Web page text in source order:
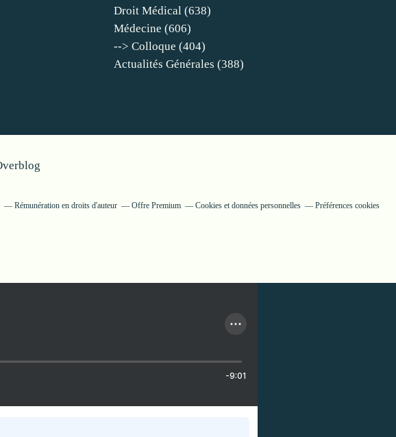
Droit Médical (638)
Médecine (606)
--> Colloque (404)
Actualités Générales (388)
Rémunération en droits d'auteur Offre Premium Cookies et données personnelles Préférences cookies
-9:01